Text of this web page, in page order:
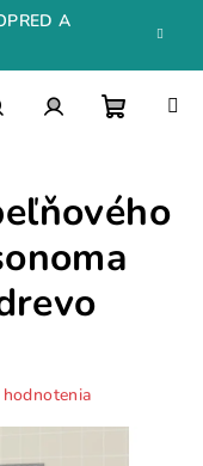
A
košík